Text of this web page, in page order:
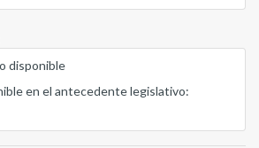
disponible
en el antecedente legislativo: